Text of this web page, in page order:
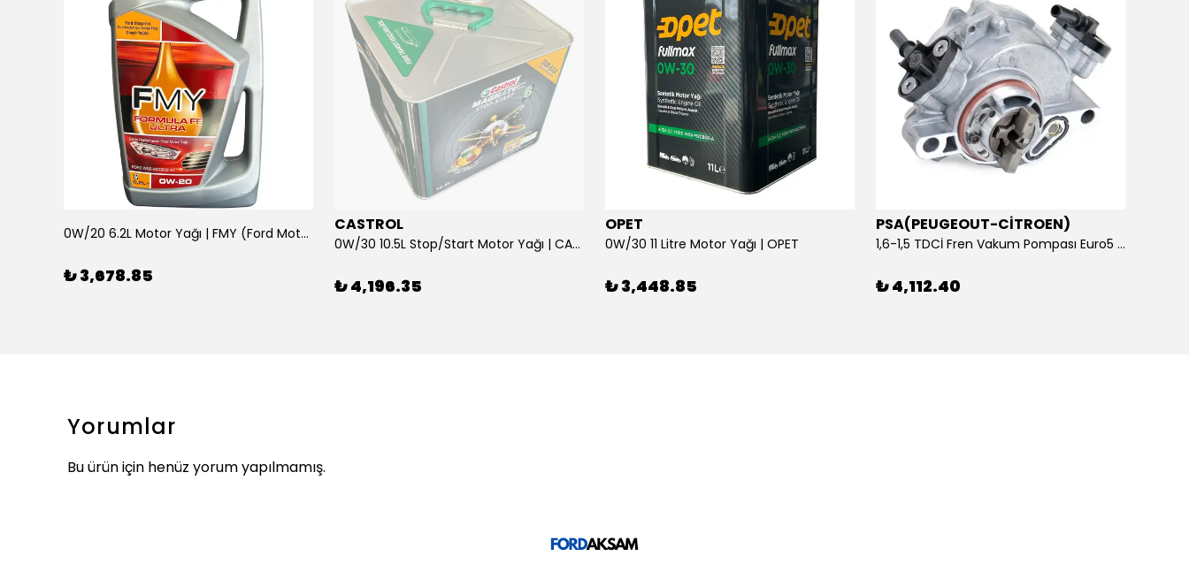
0W/20 6.2L Motor Yağı | FMY (Ford Motor Yağları)
₺ 3,678.85
CASTROL
0W/30 10.5L Stop/Start Motor Yağı | CASTROL
₺ 4,196.35
OPET
0W/30 11 Litre Motor Yağı | OPET
₺ 3,448.85
PSA(PEUGEOUT-CİTROEN)
1,6-1,5 TDCİ Fren Vakum Pompası Euro5 2013-2018 | ORİJİNAL
₺ 4,112.40
Yorumlar
Bu ürün için henüz yorum yapılmamış.